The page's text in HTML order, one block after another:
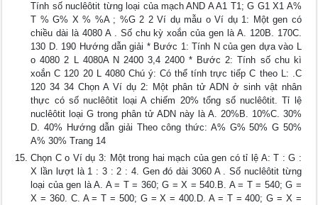
Tính số nuclêôtit từng loại của mạch AND A A1 T1; G G1 X1 A%
T % G% X % %A ; %G 2 2 Ví dụ mẫu o Ví dụ 1: Một gen có
chiều dài là 4080 A . Số chu kỳ xoắn của gen là A. 120B. 170C.
130 D. 190 Hướng dẫn giải * Bước 1: Tính N của gen dựa vào L
o 4080 2 L 4080A N 2400 3,4 2400 * Bước 2: Tính số chu kì
xoắn C 120 20 L 4080 Chú ý: Có thể tính trực tiếp C theo L: .C
120 34 34 Chọn A Ví dụ 2: Một phân tử ADN ở sinh vật nhân
thực có số nuclêôtit loại A chiếm 20% tổng số nuclêôtit. Tỉ lệ
nuclêôtit loại G trong phân tử ADN này là A. 20%B. 10%C. 30%
D. 40% Hướng dẫn giải Theo công thức: A% G% 50% G 50%
A% 30% Trang 14
Chọn C o Ví dụ 3: Một trong hai mạch của gen có tỉ lệ A: T : G :
X lần lượt là 1 : 3 : 2 : 4. Gen đó dài 3060 A . Số nuclêôtit từng
loại của gen là A. A = T = 360; G = X = 540.B. A = T = 540; G =
X = 360. C. A = T = 500; G = X = 400.D. A = T = 400; G = X =